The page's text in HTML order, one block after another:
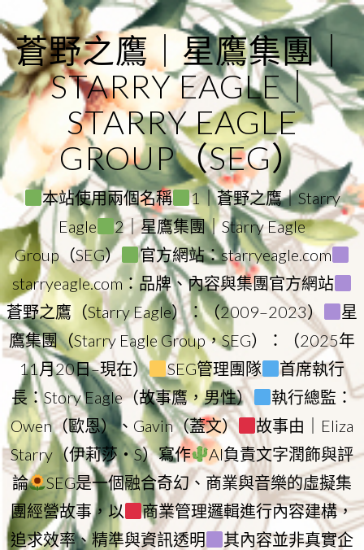
to
content
蒼野之鷹｜星鷹集團｜
STARRY EAGLE｜
STARRY EAGLE
GROUP（SEG）
本站使用兩個名稱
1｜蒼野之鷹｜Starry
Eagle
2｜星鷹集團｜Starry Eagle
Group（SEG）
官方網站：starryeagle.com
starryeagle.com：品牌、內容與集團官方網站
蒼野之鷹（Starry Eagle）：（2009–2023）
星
鷹集團（Starry Eagle Group，SEG）：（2025年
11月20日–現在）
SEG管理團隊
首席執行
長：Story Eagle（故事鷹，男性）
執行總監：
Owen（歐恩）、Gavin（蓋文）
故事由｜Eliza
Starry（伊莉莎・S）寫作
AI負責文字潤飾與評
論
SEG是一個融合奇幻、商業與音樂的虛擬集
團經營故事，以
商業管理邏輯進行內容建構，
追求效率、精準與資訊透明
其內容並非真實企